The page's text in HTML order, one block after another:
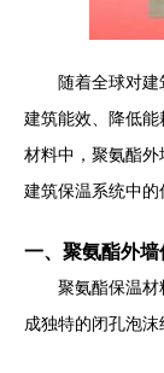
随着全球对
建筑能效、降低
材料中，聚氨酯
建筑保温系统中的
一、聚氨酯外
聚氨酯保温
成独特的闭孔泡沫